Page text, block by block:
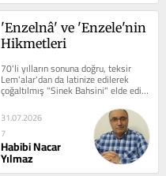
'Enzelnâ' ve 'Enzele'nin
Hikmetleri
70'li yılların sonuna doğru, teksir
Lem'alar'dan da latinize edilerek
çoğaltılmış "Sinek Bahsini" elde edip
okumaya, anlamaya...
31.07.2026
7
Habibi Nacar
Yılmaz